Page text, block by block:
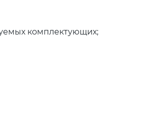
комплектующих;